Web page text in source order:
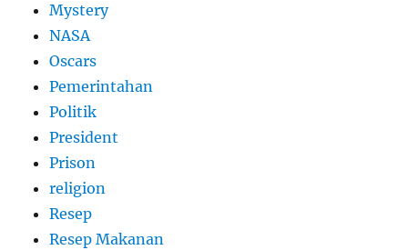
Mystery
NASA
Oscars
Pemerintahan
Politik
President
Prison
religion
Resep
Resep Makanan